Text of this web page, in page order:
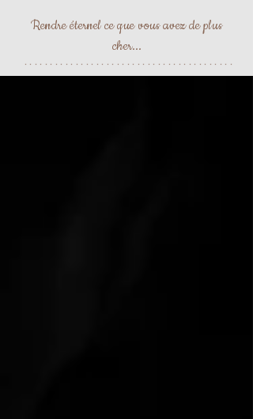
Rendre éternel ce que vous avez de plus
cher...
*****************************************